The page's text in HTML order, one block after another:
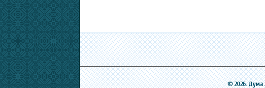
© 2026. Дума